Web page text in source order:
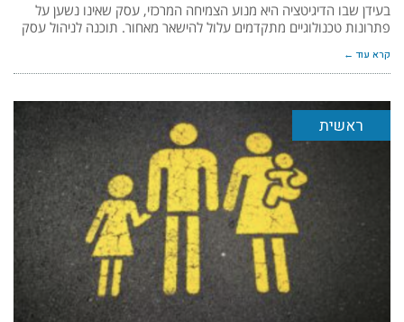
בעידן שבו הדיגיטציה היא מנוע הצמיחה המרכזי, עסק שאינו נשען על
פתרונות טכנולוגיים מתקדמים עלול להישאר מאחור. תוכנה לניהול עסק
קרא עוד ←
ראשית